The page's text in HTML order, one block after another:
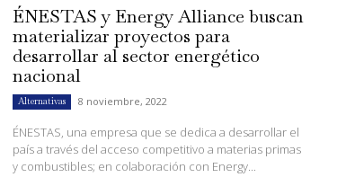
ÉNESTAS y Energy Alliance buscan
materializar proyectos para
desarrollar al sector energético
nacional
Alternativas 8 noviembre, 2022
ÉNESTAS, una empresa que se dedica a desarrollar el
país a través del acceso competitivo a materias primas
y combustibles; en colaboración con Energy...